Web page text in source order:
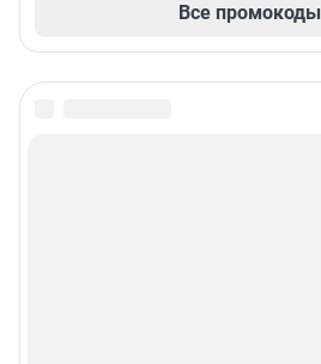
Все промокоды